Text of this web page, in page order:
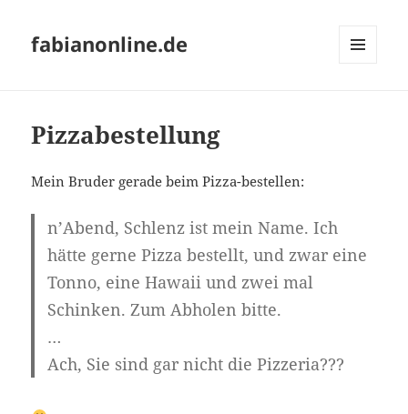
fabianonline.de
Pizzabestellung
Mein Bruder gerade beim Pizza-bestellen:
n’Abend, Schlenz ist mein Name. Ich
hätte gerne Pizza bestellt, und zwar eine
Tonno, eine Hawaii und zwei mal
Schinken. Zum Abholen bitte.
…
Ach, Sie sind gar nicht die Pizzeria???